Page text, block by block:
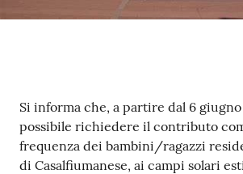
Contenuto
Si informa che, a partire dal 6 giugno
possibile richiedere il contributo
frequenza dei bambini/ragazzi
di Casalfiumanese, ai campi solari